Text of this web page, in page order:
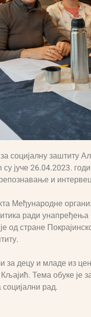
социјалну заштиту
јуче 26.04.2023.
и
Међународне
ради унапређења
од стране
децу и младе из
Тема обуке је
рад.